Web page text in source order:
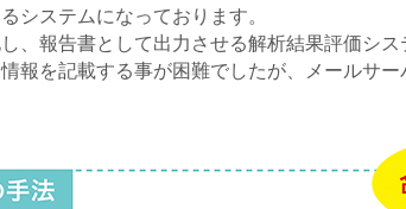
システムになっております。
報告書として出力させる解析結果評価シス
報を記載する事が困難でしたが、メールサ